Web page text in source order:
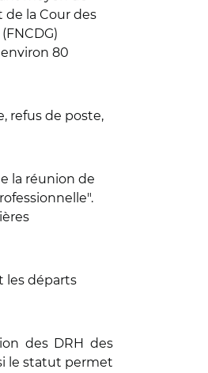
la Cour des
80
refus de poste,
la réunion de
les départs
des DRH des
le statut permet